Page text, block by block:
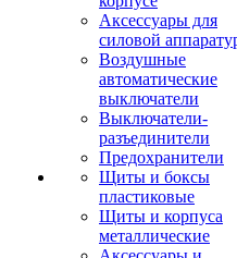
Аксессуары для
силовой
Воздушные
автоматические
выключатели
Выключатели-
разъединители
Предохранители
Щиты и боксы
пластиковые
Щиты и корпуса
металлические